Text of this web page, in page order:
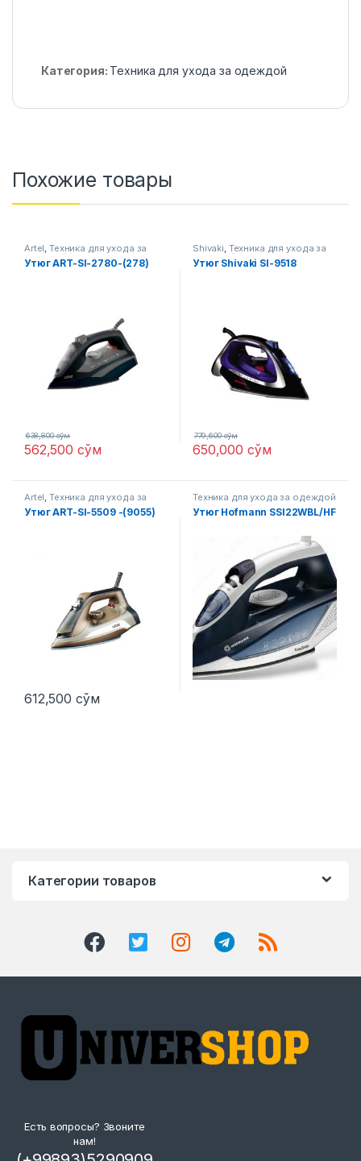
Категория: Техника для ухода за одеждой
Похожие товары
Artel,Техника для ухода за
одеждой
Утюг ART-SI-2780-(278)
562,500 сўм
638,800сўм
Shivaki, Техника для ухода за
одеждой
Утюг Shivaki SI-9518
650,000 сўм
779,600сўм
Artel,Техника для ухода за
одеждой
Утюг ART-SI-5509 -(9055)
612,500 сўм
Техника для ухода за одеждой
Утюг Hofmann SSI22WBL/HF
Категории товаров
Есть вопросы? Звоните
нам!